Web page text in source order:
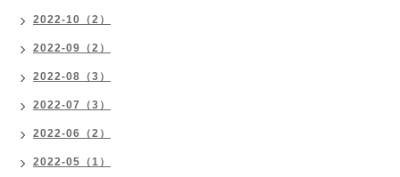
2022-10（2）
2022-09（2）
2022-08（3）
2022-07（3）
2022-06（2）
2022-05（1）